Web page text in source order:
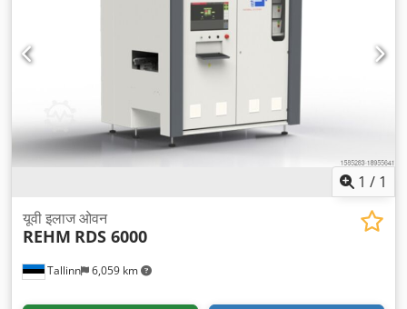
1 / 1
Tallinn 6,059 km
यूवी इलाज ओवन
REHM RDS 6000